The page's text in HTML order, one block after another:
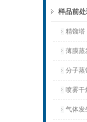
样品前
精馏塔
薄膜蒸
分子蒸
喷雾干
气体发